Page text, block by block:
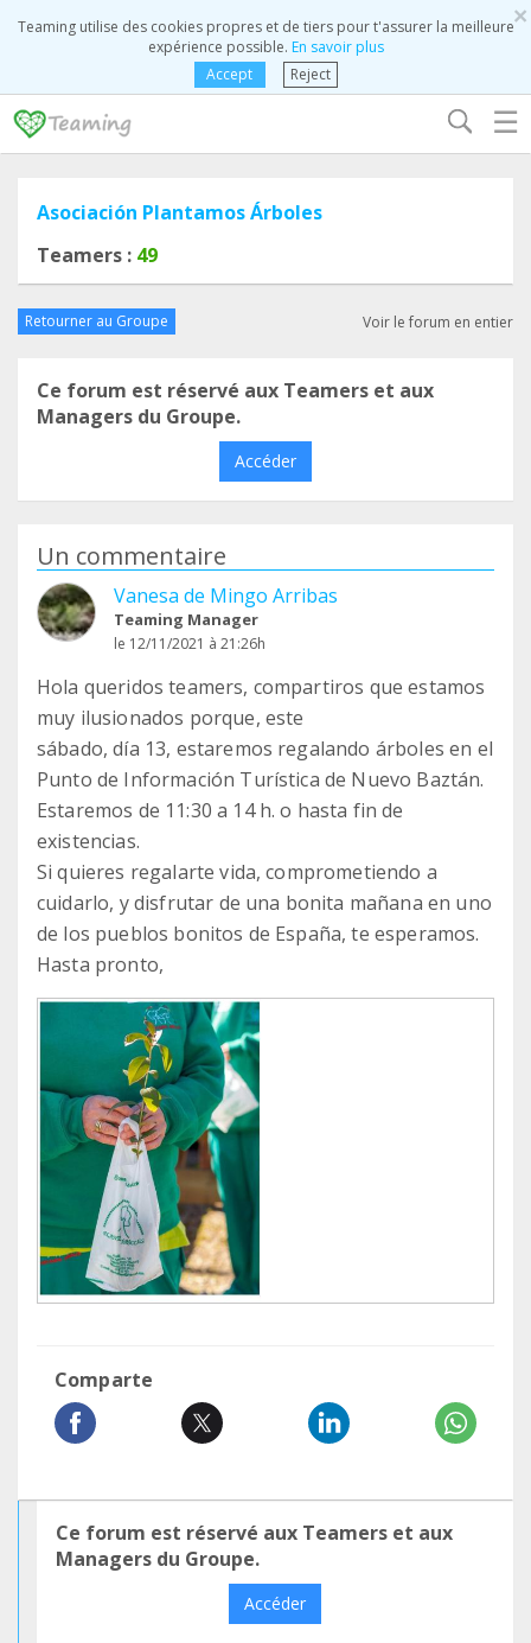
×
Teaming utilise des cookies propres et de tiers pour t'assurer la meilleure
expérience possible. En savoir plus
Accept
Reject
☰
Asociación Plantamos Árboles
Teamers : 49
Retourner au Groupe Voir le forum en entier
Ce forum est réservé aux Teamers et aux
Managers du Groupe.
Accéder
Un commentaire
Vanesa de Mingo Arribas
Teaming Manager
le 12/11/2021 à 21:26h
Hola queridos teamers, compartiros que estamos
muy ilusionados porque, este
sábado, día 13, estaremos regalando árboles en el
Punto de Información Turística de Nuevo Baztán.
Estaremos de 11:30 a 14 h. o hasta fin de
existencias.
Si quieres regalarte vida, comprometiendo a
cuidarlo, y disfrutar de una bonita mañana en uno
de los pueblos bonitos de España, te esperamos.
Hasta pronto,
Comparte
Ce forum est réservé aux Teamers et aux
Managers du Groupe.
Accéder